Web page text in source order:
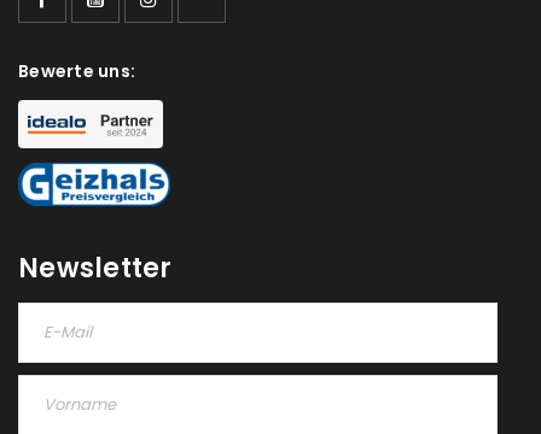
Bewerte uns:
Newsletter